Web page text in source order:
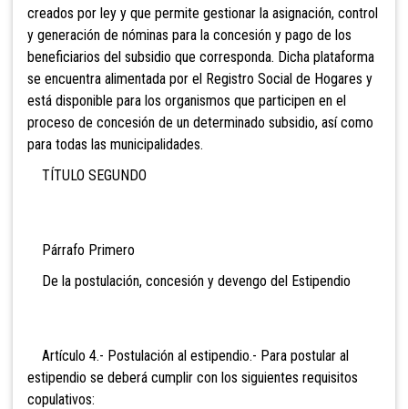
creados por ley y que permite gestionar la asignación, control
y generación de nóminas para la concesión y pago de los
beneficiarios del subsidio que corresponda. Dicha plataforma
se encuentra alimentada por el Registro Social de Hogares y
está disponible para los organismos que participen en el
proceso de concesión de un determinado subsidio, así como
para todas las municipalidades.
TÍTULO SEGUNDO
Párrafo Primero
De la postulación, concesión y devengo del Estipendio
Artículo 4.- Postulación al estipendio.- Para postular al
estipendio se deberá cumplir con los siguientes requisitos
copulativos: